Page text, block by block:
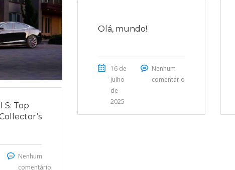
S: Top
Nenhum
comentário
Olá, mundo!
16 de
julho
de
2025
Nenhum
comentário